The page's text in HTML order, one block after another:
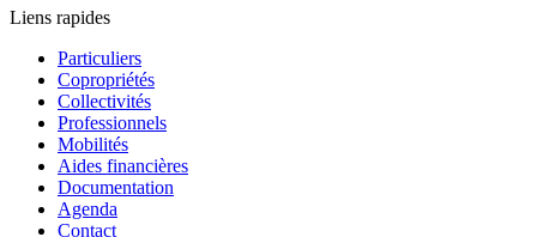
Liens rapides
Particuliers
Copropriétés
Collectivités
Professionnels
Mobilités
Aides financières
Documentation
Agenda
Contact